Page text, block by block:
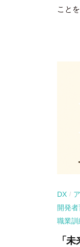
こと
DX /
開発
職業訓
「